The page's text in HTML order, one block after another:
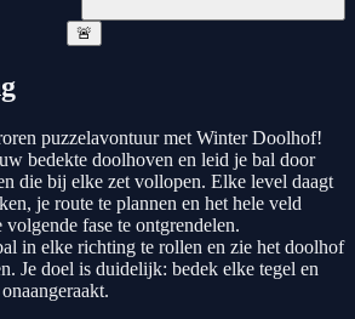
🚨
puzzelavontuur met Winter Doolhof!
bedekte doolhoven en leid je bal door
die bij elke zet vollopen. Elke level daagt
je route te plannen en het hele veld
fase te ontgrendelen.
in elke richting te rollen en zie het doolhof
Je doel is duidelijk: bedek elke tegel en